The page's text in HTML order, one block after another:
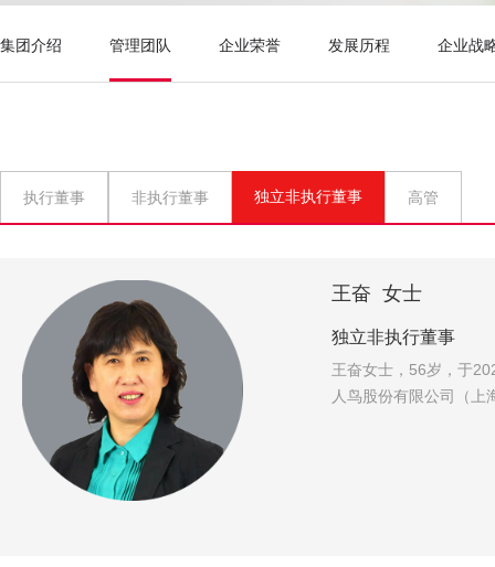
集团介绍 管理团队 企业荣誉 发展历程 企业战
执行董事 非执行董事 独立非执行董事 高管
王奋 女士
独立非执行董事
王奋女士，56岁，于
人鸟股份有限公司（